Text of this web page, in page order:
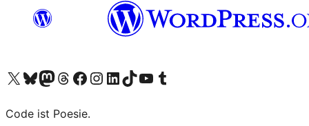
Das X-Konto (früher Twitter) von WordPress.org besuchen
Das Bluesky-Konto von WordPress.org besuchen
Das Mastodon-Konto von WordPress.org besuchen
Das Threads-Konto von WordPress.org besuchen
Die Facebook-Seite von WordPress.org besuchen
Das Instagram-Konto von WordPress.org besuchen
Das LinkedIn-Konto von WordPress.org besuchen
Das TikTok-Konto von WordPress.org besuchen
Den YouTube-Kanal von WordPress.org besuchen
Das Tumblr-Konto von WordPress.org besuchen
Code ist Poesie.